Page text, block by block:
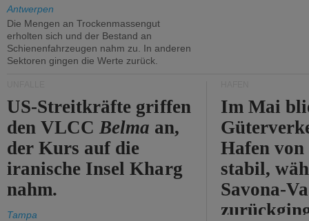
Antwerpen
Die Mengen an Trockenmassengut
erholten sich und der Bestand an
Schienenfahrzeugen nahm zu. In anderen
Sektoren gingen die Werte zurück.
US-Streitkräfte griffen
den VLCCBelma an,
der Kurs auf die
iranische Insel Kharg
nahm.
Tampa
Im Mai
Hafen von
stabil,
Savona-